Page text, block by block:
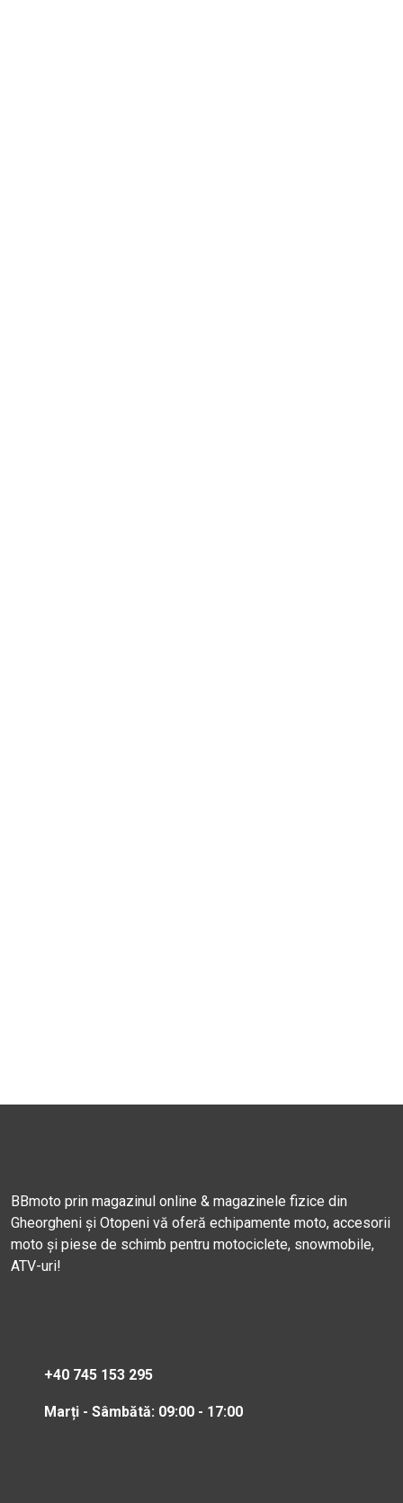
BBmoto prin magazinul online & magazinele fizice din
Gheorgheni și Otopeni vă oferă echipamente moto, accesorii
moto și piese de schimb pentru motociclete, snowmobile,
ATV-uri!
+40 745 153 295
Marți - Sâmbătă: 09:00 - 17:00